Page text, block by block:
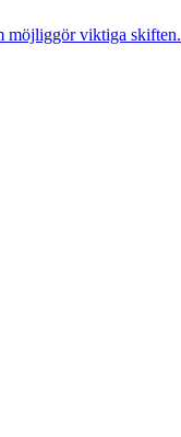
möjliggör viktiga skiften.